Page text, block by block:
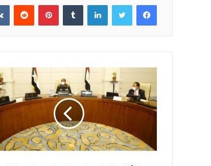
فيسبوك تويتر لينكدإن بينتيريست